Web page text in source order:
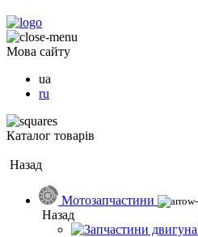
Мова сайту
ua
ru
Каталог товарів
Назад
Мотозапчастини
Назад